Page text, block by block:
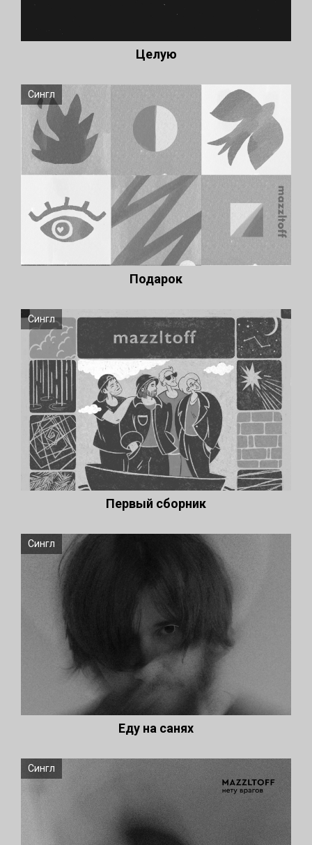
Целую
Сингл
Подарок
Сингл
Первый сборник
Сингл
Еду на санях
Сингл